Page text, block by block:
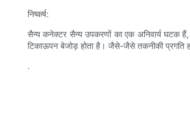
निष्कर्ष:
सैन्य कनेक्टर सैन्य उपकरणों का एक अनिवार्य घटक हैं,
टिकाऊपन बेजोड़ होता है। जैसे-जैसे तकनीकी प्रगति
.